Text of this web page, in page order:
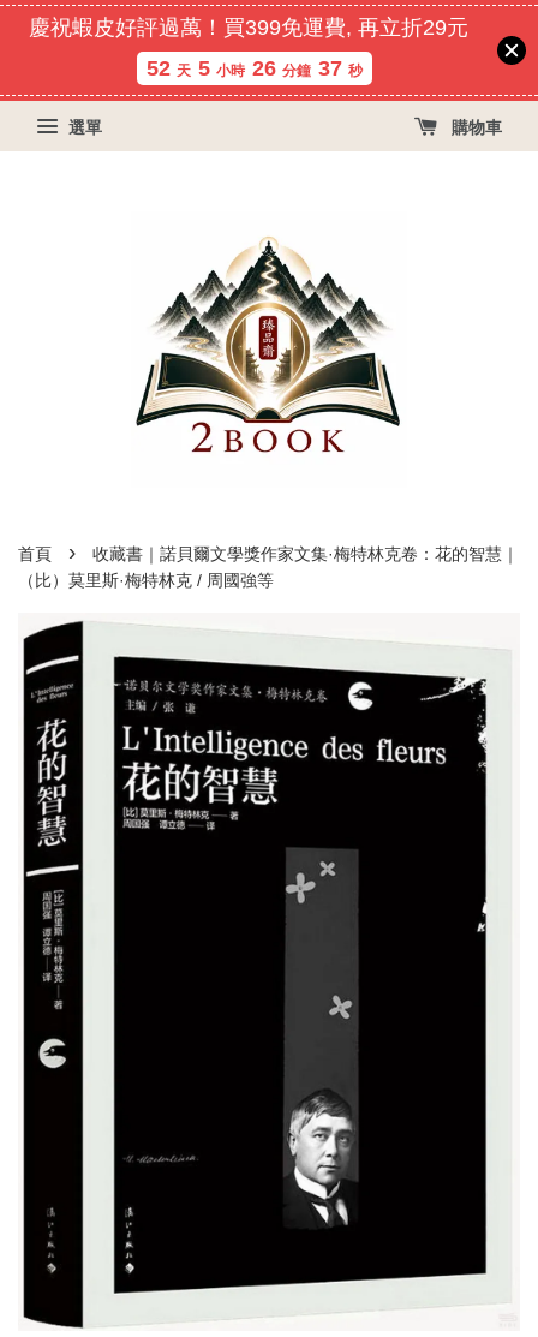
慶祝蝦皮好評過萬！買399免運費, 再立折29元
52 天 5 小時 26 分鐘 36 秒
選單 購物車
首頁 ›
收藏書｜諾貝爾文學獎作家文集·梅特林克卷：花的智慧｜
（比）莫里斯·梅特林克 / 周國強等